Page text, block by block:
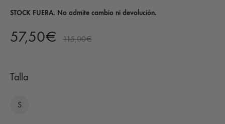
STOCK FUERA. No admite cambio ni devolución.
57,50€ 115,00€
Talla
S